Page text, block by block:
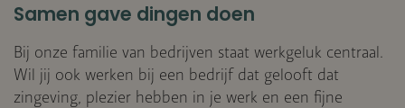
Samen gave dingen doen
Bij onze familie van bedrijven staat werkgeluk centraal.
Wil jij ook werken bij een bedrijf dat gelooft dat
zingeving, plezier hebben in je werk en een fijne